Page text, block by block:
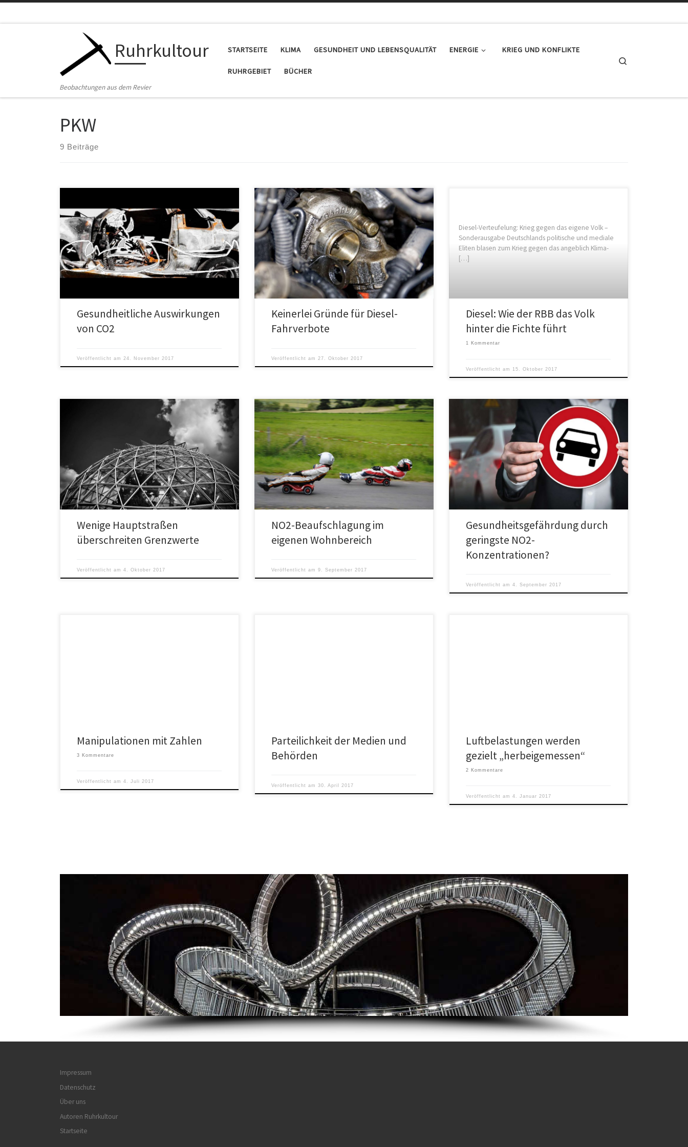
Ruhrkultour
Beobachtungen aus dem Revier
STARTSEITE KLIMA GESUNDHEIT UND LEBENSQUALITÄT ENERGIE KRIEG UND KONFLIKTE
RUHRGEBIET BÜCHER
PKW
9 Beiträge
Im dritten Teil geht es um die teils grotesk
übertriebenen Behauptungen über gesundheitliche
Auswirkungen von Stickstoffdioxid (CO2)
Gesundheitliche Auswirkungen
von CO2
Veröffentlicht am24. November 2017
Selbst an den „Brennpunkten“ des Abgasgeschehens
liegen keinerlei Gründe für Fahrverbote für Diesel-PKW
Keinerlei Gründe für Diesel-
Fahrverbote
Veröffentlicht am27. Oktober 2017
Diesel-Verteufelung: Krieg gegen das eigene Volk –
Sonderausgabe Deutschlands politische und mediale
Eliten blasen zum Krieg gegen das angeblich Klima-
[…]
Diesel: Wie der RBB das Volk
hinter die Fichte führt
1 Kommentar
Veröffentlicht am 15. Oktober 2017
Im jetzigen achten Teil wird darauf eingegangen, wie
winzig die Bereiche nahe der wenigen Hauptstraßen
sind, in denen es tatsächlich zu Überschreitungen von
Grenzwerten kommt.
Wenige Hauptstraßen
überschreiten Grenzwerte
Veröffentlicht am4. Oktober 2017
Der neunte Teil sowie der zehnte Teil beschäftigen
sich damit, dass die NO2-Beaufschlagung im eigenen
Wohnbereich teilweise sehr viel höher liegt als selbst
an den am stärksten befrachteten Brennpunkten des
Autoverkehrs.
NO2-Beaufschlagung im
eigenen Wohnbereich
Veröffentlicht am9. September 2017
Der fünfte Teil beschäftigt sich mit der angeblichen
Gesundheitsgefährdung selbst durch geringste NO2-
Konzentrationen.
Gesundheitsgefährdung durch
geringste NO2-
Konzentrationen?
Veröffentlicht am4. September 2017
Manipulationen mit Zahlen
3 Kommentare
Veröffentlicht am4. Juli 2017
Parteilichkeit der Medien und
Behörden
Veröffentlicht am30. April 2017
Luftbelastungen werden
gezielt „herbeigemessen“
2 Kommentare
Veröffentlicht am4. Januar 2017
Impressum
Datenschutz
Über uns
Autoren Ruhrkultour
Startseite